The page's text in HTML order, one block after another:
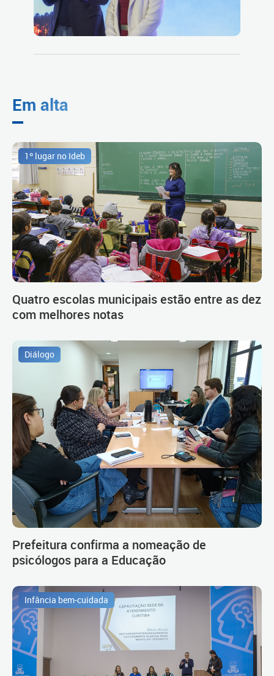
Em alta
1º lugar no Ideb
Quatro escolas municipais estão entre as dez
com melhores notas
Diálogo
Prefeitura confirma a nomeação de
psicólogos para a Educação
Infância bem-cuidada